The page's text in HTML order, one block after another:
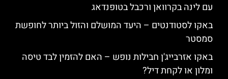
עם לינה בקרוואן ורכבל בטופנדאג
באקו לסטודנטים – היעד המושלם והזול ביותר לחופשת
סמסטר
באקו אזרבייג'ן חבילות נופש – האם להזמין לבד טיסה
ומלון או לקחת דיל?